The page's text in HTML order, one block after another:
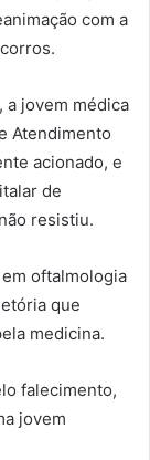
com a
a jovem médica
Atendimento
acionado, e
de
resistiu.
oftalmologia
que
medicina.
falecimento,
jovem